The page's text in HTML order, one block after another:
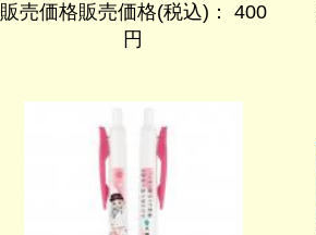
販売価格販売価格(税込)： 400
円